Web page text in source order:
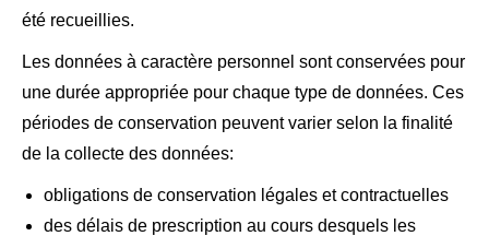
été recueillies.
Les données à caractère personnel sont conservées pour
une durée appropriée pour chaque type de données. Ces
périodes de conservation peuvent varier selon la finalité
de la collecte des données:
obligations de conservation légales et contractuelles
des délais de prescription au cours desquels les